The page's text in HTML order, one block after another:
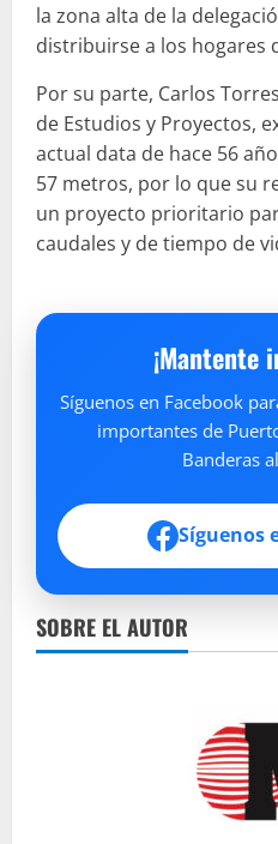
la zona alta de la
distribuirse a los hogares
Por su parte, Carlos
de Estudios y Proyectos,
actual data de hace 56
57 metros, por lo que su
un proyecto prioritario
caudales y de tiempo de
¡Mantente
Síguenos en Facebook
importantes de
Banderas
Síguenos
SOBRE EL AUTOR